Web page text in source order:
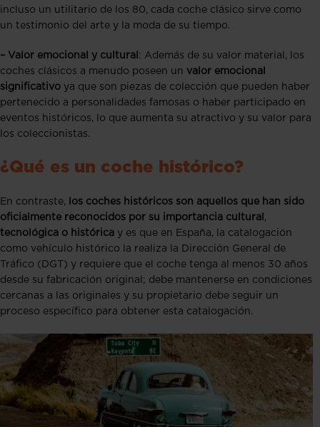
incluso un utilitario de los 80, cada coche clásico sirve como
un testimonio del arte y la moda de su tiempo.
– Valor emocional y cultural : Además de su valor material, los
coches clásicos a menudo poseen un valor emocional
significativo ya que son piezas de colección que pueden haber
pertenecido a personalidades famosas o haber participado en
eventos históricos, lo que aumenta su atractivo y su valor para
los coleccionistas.
¿Qué es un coche histórico?
En contraste,
los coches históricos son aquellos que han sido
oficialmente reconocidos por su importancia cultural ,
tecnológica o histórica y es que en España, la catalogación
como vehículo histórico la realiza la Dirección General de
Tráfico (DGT) y requiere que el coche tenga al menos 30 años
desde su fabricación original; debe mantenerse en condiciones
cercanas a las originales y su propietario debe seguir un
proceso específico para obtener esta catalogación.